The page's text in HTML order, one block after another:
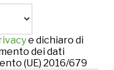
e dichiaro di
dei dati
(UE) 2016/679